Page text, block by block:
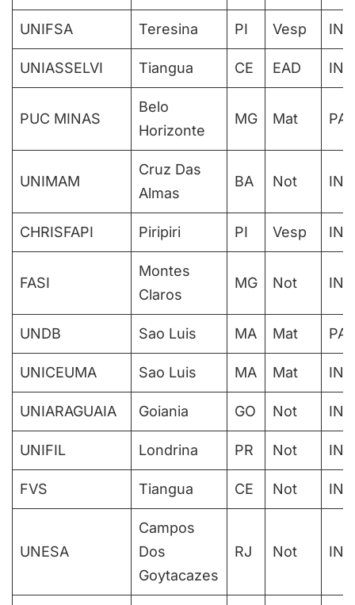
UNIFSA Teresina PI Vesp
UNIASSELVI Tiangua CE EAD
PUC MINAS
Belo
Horizonte
MG Mat
UNIMAM
Cruz Das
Almas
BA Not
CHRISFAPI Piripiri PI Vesp
FASI
Montes
Claros
MG Not
UNDB Sao Luis MA Mat
UNICEUMA Sao Luis MA Mat
UNIARAGUAIA Goiania GO Not
UNIFIL Londrina PR Not
FVS Tiangua CE Not
UNESA
Campos
Dos
Goytacazes
RJ Not